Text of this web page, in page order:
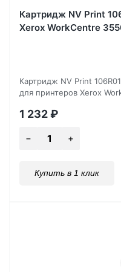
Картридж NV Print
Xerox WorkCentre
Картридж NV Print
для принтеров Xerox
1 232₽
Купить в 1 клик